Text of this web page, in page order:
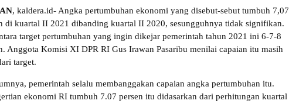
, kaldera.id- Angka pertumbuhan ekonomi yang disebut-sebut tumbuh 7,07
di kuartal II 2021 dibanding kuartal II 2020, sesungguhnya tidak signifikan.
target pertumbuhan yang ingin dikejar pemerintah tahun 2021 ini 6-7-8
Anggota Komisi XI DPR RI Gus Irawan Pasaribu menilai capaian itu masih
target.
pemerintah selalu membanggakan capaian angka pertumbuhan itu.
ekonomi RI tumbuh 7.07 persen itu didasarkan dari perhitungan kuartal